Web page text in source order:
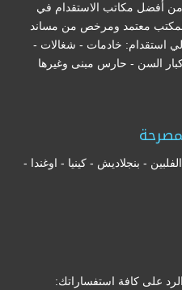
من أفضل مكاتب الاستقدام في
المكتب معتمد ومرخص من مساند
استقدام: خادمات - شغالات -
السن - حارس مبنى وغيرها
- بنجلاديش - كينيا - اوغندا -
على كافة استفساراتك: